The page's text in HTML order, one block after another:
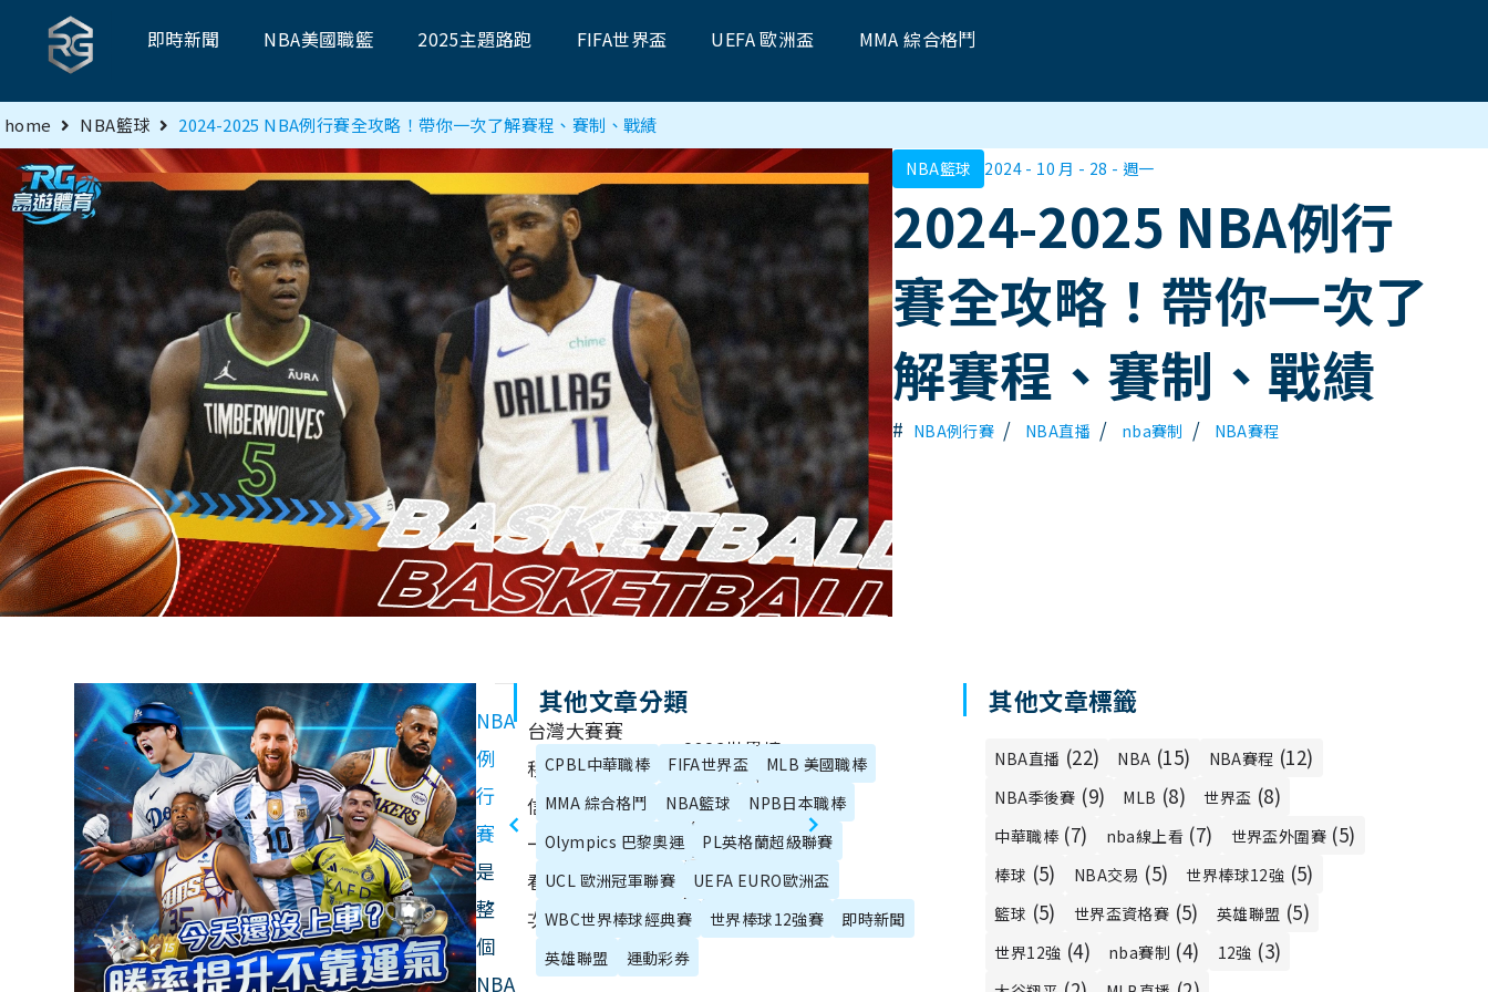
即時新聞 NBA美國職籃 2025主題路跑 FIFA世界盃 UEFA 歐洲盃 MMA 綜合格鬥
home NBA籃球 2024-2025 NBA例行賽全攻略！帶你一次了解賽程、賽制、戰績
NBA籃球 2024 - 10 月 - 28 - 週一
2024-2025 NBA例行
賽全攻略！帶你一次了
解賽程、賽制、戰績
# NBA例行賽 / NBA直播 / nba賽制 / NBA賽程
NBA
例
行
賽
是
整
個
NBA
台灣大賽賽
程、直播 - 中
信兄弟 vs. 統
一獅轉播免費
看（G4場
次）
2026世界棒
球經典賽資訊
統整：賽制、
完整賽程、排
名一次看！
其他文章分類
CPBL中華職棒 FIFA世界盃
MLB 美國職棒
MMA 綜合格鬥
NBA籃球
NPB日本職棒
Olympics 巴黎奧運
PL英格蘭超級聯賽
UCL 歐洲冠軍聯賽
UEFA EURO歐洲盃
WBC世界棒球經典賽
世界棒球12強賽
即時新聞
英雄聯盟
運動彩券
其他文章標籤
NBA直播 (22) NBA (15) NBA賽程 (12)
NBA季後賽 (9) MLB (8) 世界盃 (8)
中華職棒(7) nba線上看(7) 世界盃外圍賽 (5)
棒球 (5) NBA交易 (5) 世界棒球12強 (5)
籃球 (5) 世界盃資格賽 (5) 英雄聯盟 (5)
世界12強 (4) nba賽制 (4) 12強 (3)